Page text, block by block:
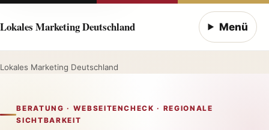
Lokales Marketing Deutschland Menü
Lokales Marketing Deutschland
BERATUNG · WEBSEITENCHECK · REGIONALE
SICHTBARKEIT